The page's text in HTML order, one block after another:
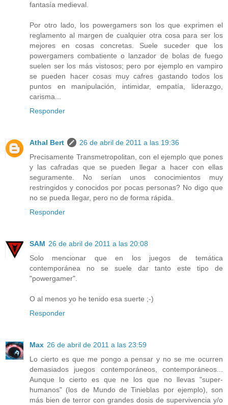
fantasía medieval.
Por otro lado, los powergamers son los que exprimen el
reglamento al margen de cualquier otra cosa para ser los
mejores en cosas concretas. Suele suceder que los
powergamers combatiente o lanzador de bolas de fuego
suelen ser los más vistosos; pero por ejemplo en vampiro
se pueden hacer cosas muy cafres gastando todos los
puntos en manipulación, intimidar, empatía, liderazgo,
carisma...
Responder
Athal Bert
26 de abril de 2011 a las 19:36
Precisamente Transmetropolitan, con el ejemplo que pones
y las cafradas que se pueden llegar a hacer con ellas
seguramente. No serían unos conocimientos muy
restringidos y conocidos por pocas personas? No digo que
no se pueda llegar, pero no de forma rápida.
Responder
SAM 26 de abril de 2011 a las 20:08
Solo mencionar que en los juegos de temática
contemporánea no se suele dar tanto este tipo de
"powergamer".
O al menos yo he tenido esa suerte ;-)
Responder
Max 26 de abril de 2011 a las 23:59
Lo cierto es que me pongo a pensar y no se me ocurren
demasiados juegos contemporáneos, contemporáneos...
Aunque lo cierto es que ne los que no llevas "super-
humanos" (los de Mundo de Tinieblas por ejemplo), son
más bien de terror con grandes dosis de supervivencia y/o